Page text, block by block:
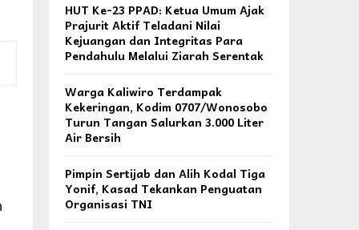
HUT Ke-23 PPAD: Ketua Umum Ajak
Prajurit Aktif Teladani Nilai
Kejuangan dan Integritas Para
Pendahulu Melalui Ziarah Serentak
Warga Kaliwiro Terdampak
Kekeringan, Kodim 0707/Wonosobo
Turun Tangan Salurkan 3.000 Liter
Air Bersih
Pimpin Sertijab dan Alih Kodal Tiga
Yonif, Kasad Tekankan Penguatan
Organisasi TNI